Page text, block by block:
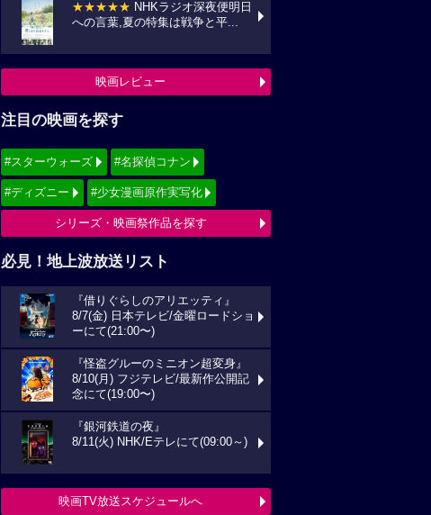
★★★★★ NHKラジオ深夜便明日
への言葉,夏の特集は戦争と平...
映画レビュー
注目の映画を探す
#スターウォーズ #名探偵コナン
#ディズニー #少女漫画原作実写化
シリーズ・映画祭作品を探す
必見！地上波放送リスト
『借りぐらしのアリエッティ』
8/7(金) 日本テレビ/金曜ロードショ
ーにて(21:00〜)
『怪盗グルーのミニオン超変身』
8/10(月) フジテレビ/最新作公開記
念にて(19:00〜)
『銀河鉄道の夜』
8/11(火) NHK/Eテレにて(09:00～)
映画TV放送スケジュールへ